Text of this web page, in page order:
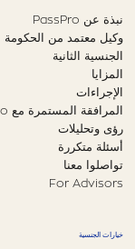
نبذة عن PassPro
وكيل معتمد من الحكومة
الجنسية الثانية
المزايا
الإجراءات
المرافقة المستمرة مع PassPro
رؤى وتحليلات
أسئلة متكررة
تواصلوا معنا
For Advisors
خيارات الجنسية